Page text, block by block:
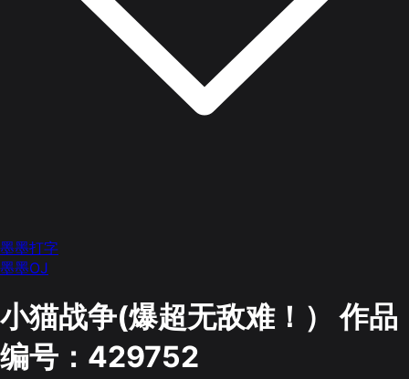
墨墨打字
墨墨OJ
小猫战争(爆超无敌难！）作品
编号：429752